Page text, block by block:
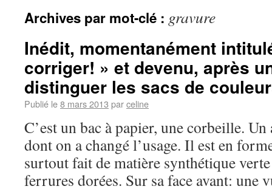
Archives par mot-clé : gravure
Inédit, momentanément
corriger! » et devenu, après
distinguer les sacs de
Publié le8 mars 2013 parceline
C’est un bac à papier, une corbeille.
dont on a changé l’usage. Il est en
surtout fait de matière synthétique verte
ferrures dorées. Sur sa face avant: